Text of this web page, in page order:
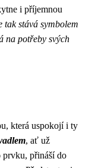
i příjemnou
tak stává symbolem
na potřeby svých
která uspokojí i ty
, ať už
prvku, přináší do